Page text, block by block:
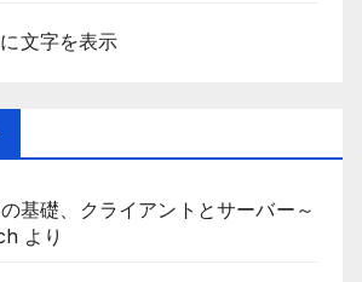
文字を表示
基礎、クライアントとサーバー～
より